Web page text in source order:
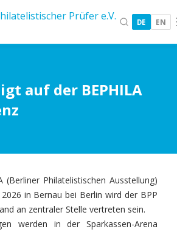
DE EN
auf der BEPHILA
(Berliner Philatelistischen Ausstellung)
in Bernau bei Berlin wird der BPP
an zentraler Stelle vertreten sein.
werden in der Sparkassen-Arena